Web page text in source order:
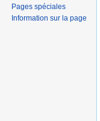
Pages spéciales
Information sur la page